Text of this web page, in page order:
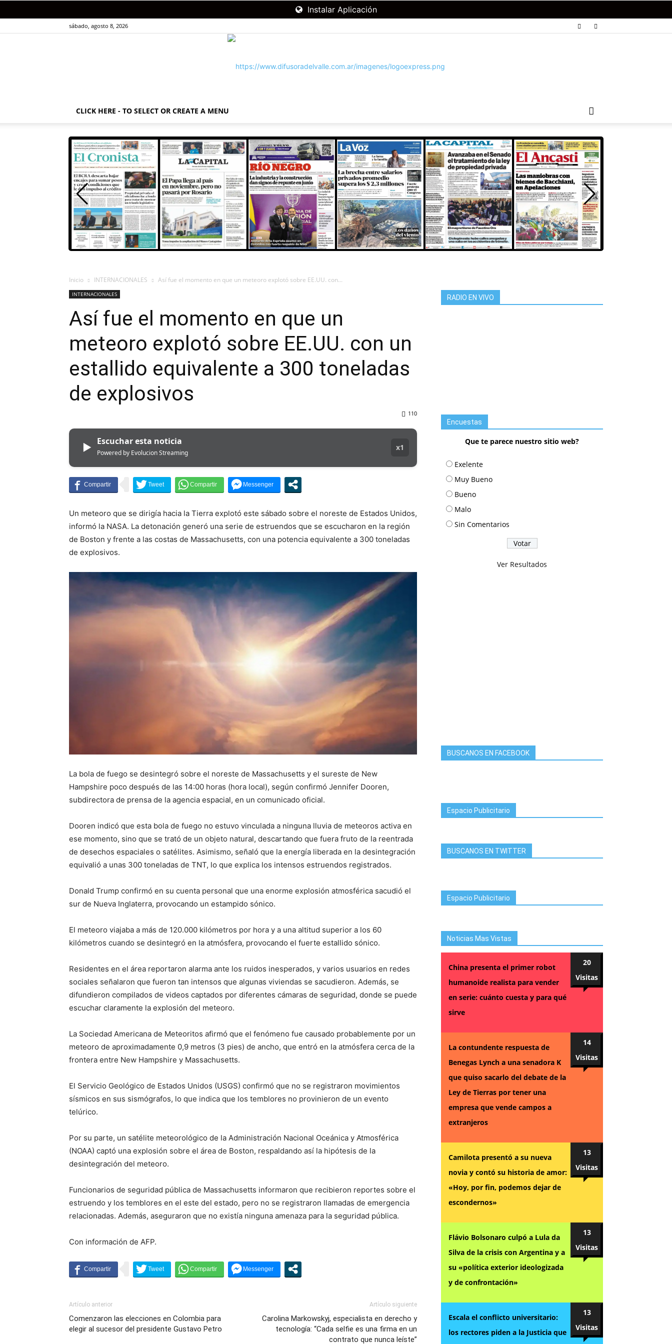
Instalar Aplicación
sábado, agosto 8, 2026
DIFUSORA
VALLE
CLICK HERE - TO SELECT OR CREATE A MENU
Inicio INTERNACIONALES Así fue el momento en que un meteoro explotó sobre EE.UU. con...
INTERNACIONALES
Así fue el momento en que un
meteoro explotó sobre EE.UU. con un
estallido equivalente a 300 toneladas
de explosivos
110
▶ Escuchar esta noticia
Powered by Evolucion Streaming
x1
Un meteoro que se dirigía hacia la Tierra explotó este sábado sobre el noreste de Estados Unidos,
informó la NASA. La detonación generó una serie de estruendos que se escucharon en la región
de Boston y frente a las costas de Massachusetts, con una potencia equivalente a 300 toneladas
de explosivos.
La bola de fuego se desintegró sobre el noreste de Massachusetts y el sureste de New
Hampshire poco después de las 14:00 horas (hora local), según confirmó Jennifer Dooren,
subdirectora de prensa de la agencia espacial, en un comunicado oficial.
Dooren indicó que esta bola de fuego no estuvo vinculada a ninguna lluvia de meteoros activa en
ese momento, sino que se trató de un objeto natural, descartando que fuera fruto de la reentrada
de desechos espaciales o satélites. Asimismo, señaló que la energía liberada en la desintegración
equivalió a unas 300 toneladas de TNT, lo que explica los intensos estruendos registrados.
Donald Trump confirmó en su cuenta personal que una enorme explosión atmosférica sacudió el
sur de Nueva Inglaterra, provocando un estampido sónico.
El meteoro viajaba a más de 120.000 kilómetros por hora y a una altitud superior a los 60
kilómetros cuando se desintegró en la atmósfera, provocando el fuerte estallido sónico.
Residentes en el área reportaron alarma ante los ruidos inesperados, y varios usuarios en redes
sociales señalaron que fueron tan intensos que algunas viviendas se sacudieron. Además, se
difundieron compilados de videos captados por diferentes cámaras de seguridad, donde se puede
escuchar claramente la explosión del meteoro.
La Sociedad Americana de Meteoritos afirmó que el fenómeno fue causado probablemente por un
meteoro de aproximadamente 0,9 metros (3 pies) de ancho, que entró en la atmósfera cerca de la
frontera entre New Hampshire y Massachusetts.
El Servicio Geológico de Estados Unidos (USGS) confirmó que no se registraron movimientos
sísmicos en sus sismógrafos, lo que indica que los temblores no provinieron de un evento
telúrico.
Por su parte, un satélite meteorológico de la Administración Nacional Oceánica y Atmosférica
(NOAA) captó una explosión sobre el área de Boston, respaldando así la hipótesis de la
desintegración del meteoro.
Funcionarios de seguridad pública de Massachusetts informaron que recibieron reportes sobre el
estruendo y los temblores en el este del estado, pero no se registraron llamadas de emergencia
relacionadas. Además, aseguraron que no existía ninguna amenaza para la seguridad pública.
Con información de AFP.
Artículo anterior
Comenzaron las elecciones en Colombia para
elegir al sucesor del presidente Gustavo Petro
Artículo siguiente
Carolina Markowskyj, especialista en derecho y
tecnología: “Cada selfie es una firma en un
contrato que nunca leíste”
RADIO EN VIVO
Encuestas
Que te parece nuestro sitio web?
Exelente
Muy Bueno
Bueno
Malo
Sin Comentarios
Ver Resultados
BUSCANOS EN FACEBOOK
Espacio Publicitario
BUSCANOS EN TWITTER
Espacio Publicitario
Noticias Mas Vistas
China presenta el primer robot
humanoide realista para vender
en serie: cuánto cuesta y para qué
sirve
20
Visitas
La contundente respuesta de
Benegas Lynch a una senadora K
que quiso sacarlo del debate de la
Ley de Tierras por tener una
empresa que vende campos a
extranjeros
14
Visitas
Camilota presentó a su nueva
novia y contó su historia de amor:
«Hoy, por fin, podemos dejar de
escondernos»
13
Visitas
Flávio Bolsonaro culpó a Lula da
Silva de la crisis con Argentina y a
su «política exterior ideologizada
y de confrontación»
13
Visitas
Escala el conflicto universitario:
los rectores piden a la Justicia que
13
Visitas